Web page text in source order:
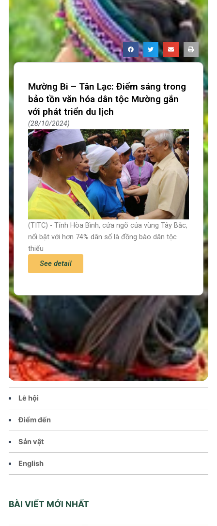
Trang chủ
Tin tức – Sự kiện
Chính sách
Văn hoá – Đời sống
Lễ hội
Điểm đến
Sản vật
English
BÀI VIẾT MỚI NHẤT
Mường Bi – Tân Lạc: Điểm sáng trong
bảo tồn văn hóa dân tộc Mường gắn
với phát triển du lịch
28/10/2024
(TITC) - Tỉnh Hòa Bình, cửa ngõ của vùng Tây Bắc,
nổi bật với hơn 74% dân số là đồng bào dân tộc
thiểu
See detail